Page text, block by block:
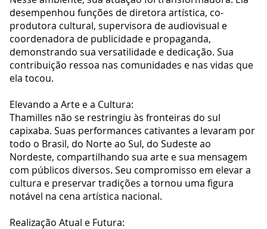
desempenhou funções de diretora artística, co-
produtora cultural, supervisora de audiovisual e
coordenadora de publicidade e propaganda,
demonstrando sua versatilidade e dedicação. Sua
contribuição ressoa nas comunidades e nas vidas que
ela tocou.
Elevando a Arte e a Cultura:
Thamilles não se restringiu às fronteiras do sul
capixaba. Suas performances cativantes a levaram por
todo o Brasil, do Norte ao Sul, do Sudeste ao
Nordeste, compartilhando sua arte e sua mensagem
com públicos diversos. Seu compromisso em elevar a
cultura e preservar tradições a tornou uma figura
notável na cena artística nacional.
Realização Atual e Futura: